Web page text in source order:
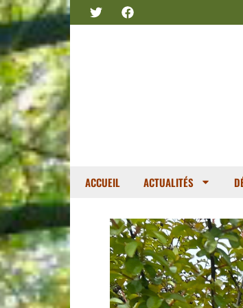
ACCUEIL ACTUALITÉS